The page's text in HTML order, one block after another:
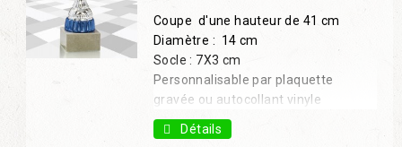
Coupe d'une hauteur de 41 cm
Diamètre : 14 cm
Socle : 7X3 cm
Personnalisable par plaquette
gravée ou autocollant vinyle
Coupe 28 cm : 6,20€ H.T.
Coupe 32 cm : 7,90€ H.T.
Détails